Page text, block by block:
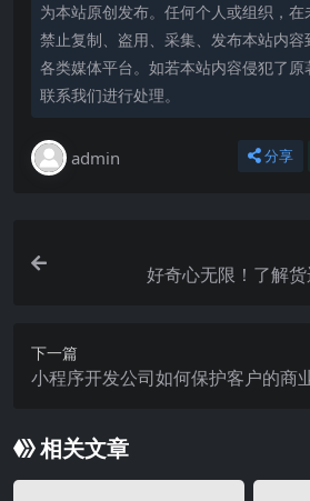
为本站原创发布。任何个人或组织，在
禁止复制、盗用、采集、发布本站内
各类媒体平台。如若本站内容侵犯了
联系我们进行处理。
admin 分享
好奇心无限！了解
下一篇
小程序开发公司如何保护客户的商
相关文章